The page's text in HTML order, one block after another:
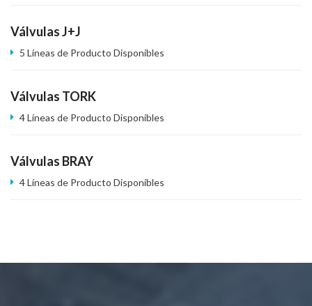
Válvulas J+J
5 Líneas de Producto Disponibles
Válvulas TORK
4 Líneas de Producto Disponibles
Válvulas BRAY
4 Líneas de Producto Disponibles